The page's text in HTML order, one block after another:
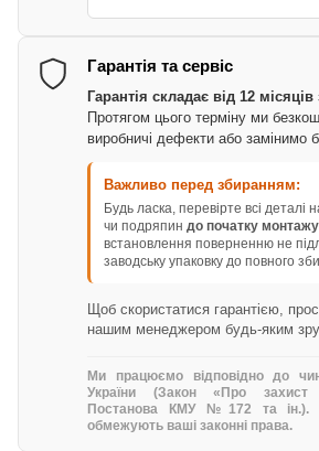
Гарантія та сервіс
Гарантія складає від 12 місяців
Протягом цього терміну ми
виробничі дефекти або замінимо
Важливо перед збиранням:
Будь ласка, перевірте всі деталі
чи подряпин до початку монтажу
встановлення поверненню не
заводську упаковку до повного
Щоб скористатися гарантією,
нашим менеджером будь-яким
Ми працюємо відповідно до
України (Закон «Про захист
Постанова КМУ №172 та ін.).
обмежують ваші законні права.